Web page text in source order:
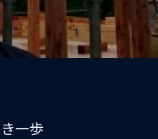
一歩